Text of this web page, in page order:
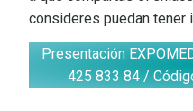
consideres puedan tener
Presentación
425 833 84 /